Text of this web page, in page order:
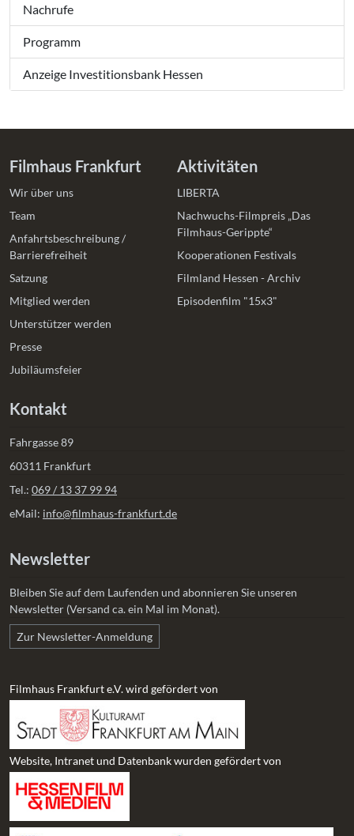
Nachrufe
Programm
Anzeige Investitionsbank Hessen
Filmhaus Frankfurt
Wir über uns
Team
Anfahrtsbeschreibung /
Barrierefreiheit
Satzung
Mitglied werden
Unterstützer werden
Presse
Jubiläumsfeier
Aktivitäten
LIBERTA
Nachwuchs-Filmpreis „Das
Filmhaus-Gerippte“
Kooperationen Festivals
Filmland Hessen - Archiv
Episodenfilm "15x3"
Kontakt
Fahrgasse 89
60311 Frankfurt
Tel.: 069 / 13 37 99 94
eMail: info@filmhaus-frankfurt.de
Newsletter
Bleiben Sie auf dem Laufenden und abonnieren Sie unseren
Newsletter (Versand ca. ein Mal im Monat).
Zur Newsletter-Anmeldung
Filmhaus Frankfurt e.V. wird gefördert von
Website, Intranet und Datenbank wurden gefördert von